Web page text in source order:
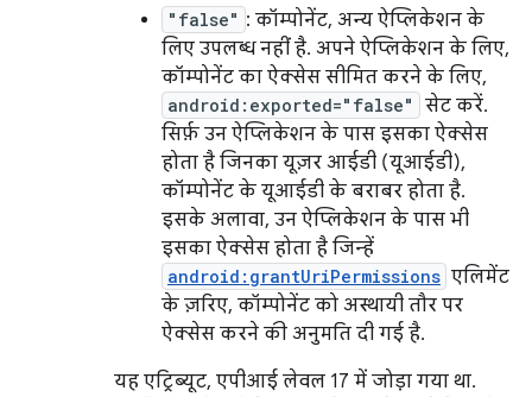
"false" : कॉम्पोनेंट, अन्य ऐप्लिकेशन के
लिए उपलब्ध नहीं है. अपने ऐप्लिकेशन के लिए,
कॉम्पोनेंट का ऐक्सेस सीमित करने के लिए,
android:exported="false"
सेट करें.
सिर्फ़ उन ऐप्लिकेशन के पास इसका ऐक्सेस
होता है जिनका यूज़र आईडी (यूआईडी),
कॉम्पोनेंट के यूआईडी के बराबर होता है.
इसके अलावा, उन ऐप्लिकेशन के पास भी
इसका ऐक्सेस होता है जिन्हें
android:grantUriPermissions एलिमेंट
के ज़रिए, कॉम्पोनेंट को अस्थायी तौर पर
ऐक्सेस करने की अनुमति दी गई है.
यह एट्रिब्यूट, एपीआई लेवल 17 में जोड़ा गया था.